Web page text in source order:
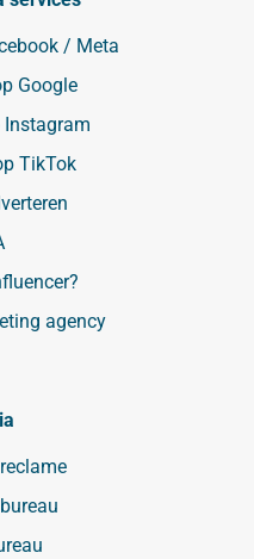
/ Meta
Google
Instagram
TikTok
agency